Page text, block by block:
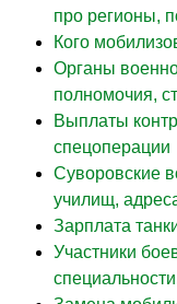
про регионы,
Кого
Органы
полномочия,
Выплаты
спецоперации
Суворовские
училищ,
Зарплата
Участники